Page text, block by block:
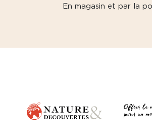
En magasin et par la